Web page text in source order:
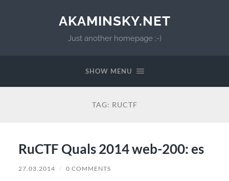
AKAMINSKY.NET
Just another homepage ;-)
SHOW MENU
TAG: RUCTF
RuCTF Quals 2014 web-200: es
27.03.2014 / 0 COMMENTS